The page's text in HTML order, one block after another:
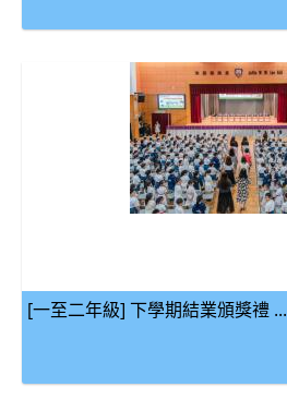
[一至二年級] 下學期結業頒獎禮 ...